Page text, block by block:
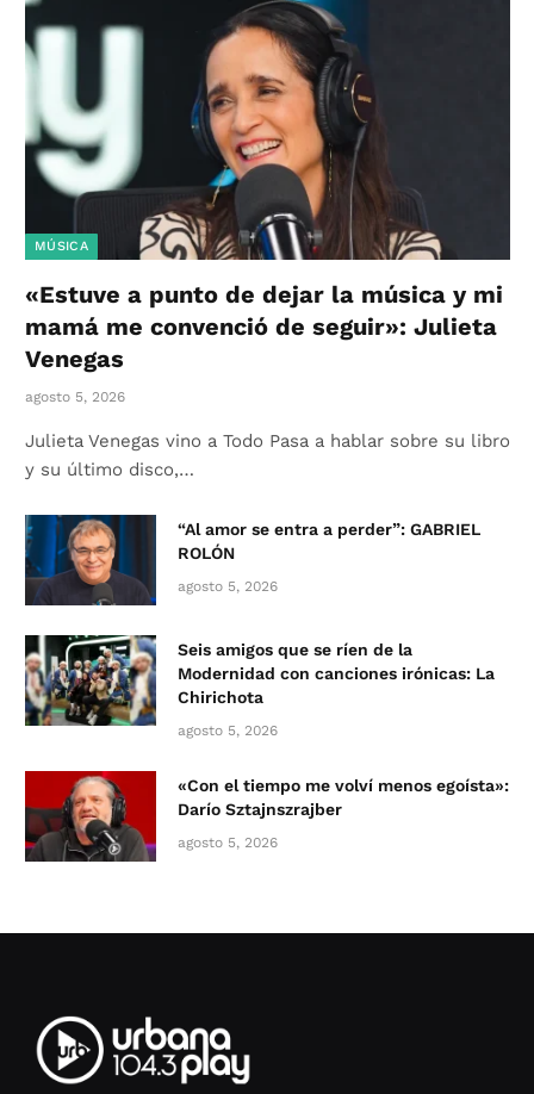
MÚSICA
«Estuve a punto de dejar la música y mi
mamá me convenció de seguir»: Julieta
Venegas
agosto 5, 2026
Julieta Venegas vino a Todo Pasa a hablar sobre su libro
y su último disco,…
“Al amor se entra a perder”: GABRIEL
ROLÓN
agosto 5, 2026
Seis amigos que se ríen de la
Modernidad con canciones irónicas: La
Chirichota
agosto 5, 2026
«Con el tiempo me volví menos egoísta»:
Darío Sztajnszrajber
agosto 5, 2026